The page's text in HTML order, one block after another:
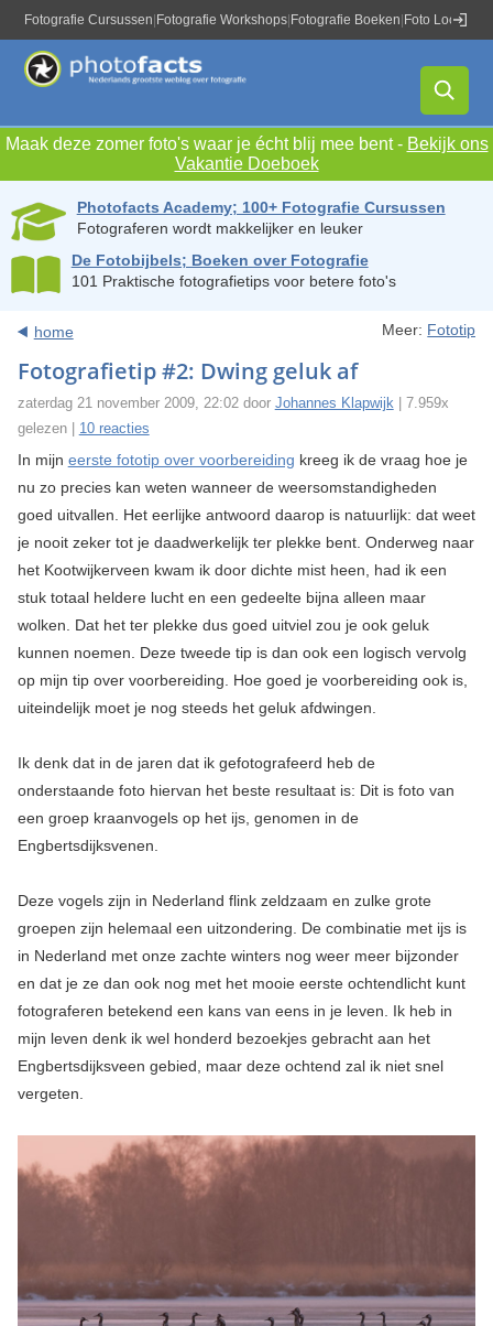
Fotografie Cursussen Fotografie Workshops Fotografie Boeken Foto Locaties
Maak deze zomer foto's waar je écht blij mee bent - Bekijk ons
Vakantie Doeboek
Photofacts Academy; 100+ Fotografie Cursussen
Fotograferen wordt makkelijker en leuker
De Fotobijbels; Boeken over Fotografie
101 Praktische fotografietips voor betere foto's
home Meer: Fototip
Fotografietip #2: Dwing geluk af
zaterdag 21 november 2009, 22:02 door Johannes Klapwijk| 7.959x
gelezen | 10 reacties
In mijn eerste fototip over voorbereiding kreeg ik de vraag hoe je
nu zo precies kan weten wanneer de weersomstandigheden
goed uitvallen. Het eerlijke antwoord daarop is natuurlijk: dat weet
je nooit zeker tot je daadwerkelijk ter plekke bent. Onderweg naar
het Kootwijkerveen kwam ik door dichte mist heen, had ik een
stuk totaal heldere lucht en een gedeelte bijna alleen maar
wolken. Dat het ter plekke dus goed uitviel zou je ook geluk
kunnen noemen. Deze tweede tip is dan ook een logisch vervolg
op mijn tip over voorbereiding. Hoe goed je voorbereiding ook is,
uiteindelijk moet je nog steeds het geluk afdwingen.
Ik denk dat in de jaren dat ik gefotografeerd heb de
onderstaande foto hiervan het beste resultaat is: Dit is foto van
een groep kraanvogels op het ijs, genomen in de
Engbertsdijksvenen.
Deze vogels zijn in Nederland flink zeldzaam en zulke grote
groepen zijn helemaal een uitzondering. De combinatie met ijs is
in Nederland met onze zachte winters nog weer meer bijzonder
en dat je ze dan ook nog met het mooie eerste ochtendlicht kunt
fotograferen betekend een kans van eens in je leven. Ik heb in
mijn leven denk ik wel honderd bezoekjes gebracht aan het
Engbertsdijksveen gebied, maar deze ochtend zal ik niet snel
vergeten.